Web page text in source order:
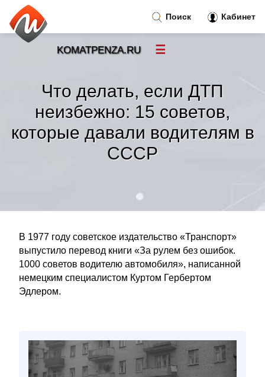
Что делать, если ДТП
неизбежно: 15 советов,
которые давали водителям в
СССР
В 1977 году советское издательство «Транспорт»
выпустило перевод книги «За рулем без ошибок.
1000 советов водителю автомобиля», написанной
немецким специалистом Куртом Гербертом
Эдлером.
Поиск Кабинет
KOMATPENZA.RU ☰
Новости»
Тренды новостей»
Рубрики»